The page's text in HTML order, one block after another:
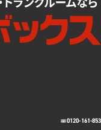
0120-161-853